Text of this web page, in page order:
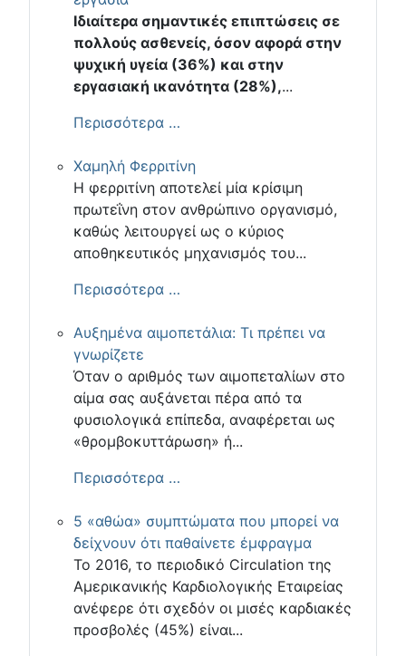
Ιδιαίτερα σημαντικές επιπτώσεις σε
πολλούς ασθενείς, όσον αφορά στην
ψυχική υγεία (36%) και στην
εργασιακή ικανότητα (28%),...
Περισσότερα …
Χαμηλή Φερριτίνη
Η φερριτίνη αποτελεί μία κρίσιμη
πρωτεΐνη στον ανθρώπινο οργανισμό,
καθώς λειτουργεί ως ο κύριος
αποθηκευτικός μηχανισμός του...
Περισσότερα …
Αυξημένα αιμοπετάλια: Τι πρέπει να
γνωρίζετε
Όταν ο αριθμός των αιμοπεταλίων στο
αίμα σας αυξάνεται πέρα από τα
φυσιολογικά επίπεδα, αναφέρεται ως
«θρομβοκυττάρωση» ή...
Περισσότερα …
5 «αθώα» συμπτώματα που μπορεί να
δείχνουν ότι παθαίνετε έμφραγμα
Το 2016, το περιοδικό Circulation της
Αμερικανικής Καρδιολογικής Εταιρείας
ανέφερε ότι σχεδόν οι μισές καρδιακές
προσβολές (45%) είναι...